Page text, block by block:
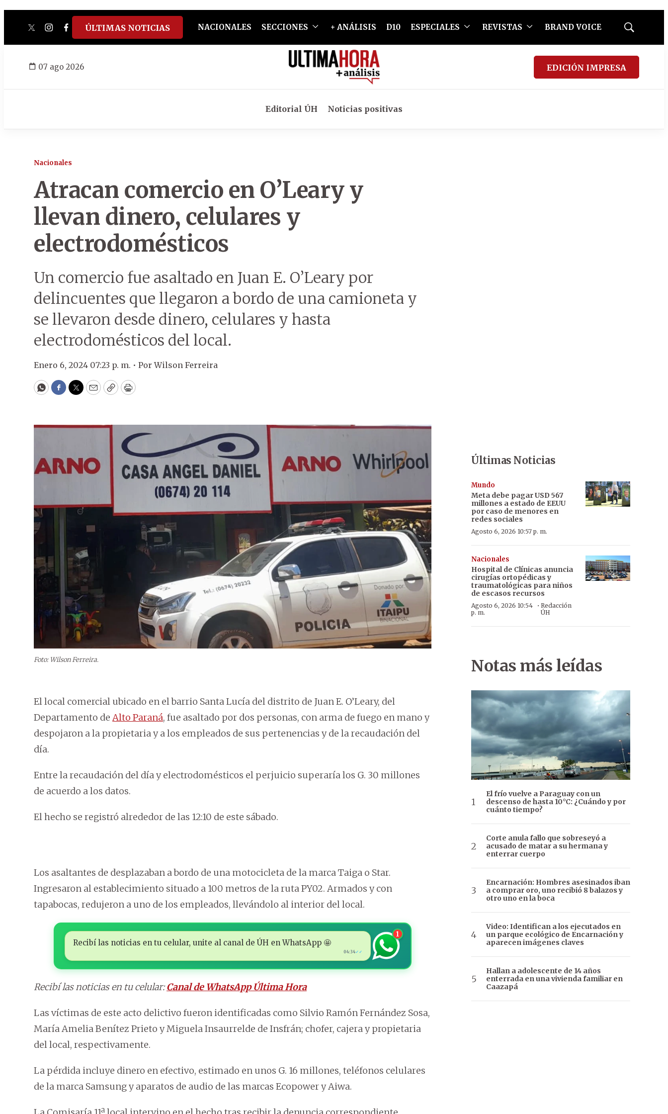
twitterinstagram
facebook
tiktokyoutube
spotify
ÚLTIMAS NOTICIAS NACIONALES SECCIONES + ANÁLISIS D10 ESPECIALES REVISTAS BRAND VOICE
Mostrar
07 ago 2026 EDICIÓN IMPRESA
Editorial ÚH Noticias positivas
Nacionales
Atracan comercio en O’Leary y
llevan dinero, celulares y
electrodomésticos
Un comercio fue asaltado en Juan E. O’Leary por
delincuentes que llegaron a bordo de una camioneta y
se llevaron desde dinero, celulares y hasta
electrodomésticos del local.
Enero 6, 2024 07:23 p. m. • PorWilson Ferreira
WhatsApp
Facebook
Twitter
EmailCopyPrint
Foto: Wilson Ferreira.
El local comercial ubicado en el barrio Santa Lucía del distrito de Juan E. O’Leary, del
Departamento de Alto Paraná, fue asaltado por dos personas, con arma de fuego en mano y
despojaron a la propietaria y a los empleados de sus pertenencias y de la recaudación del
día.
Entre la recaudación del día y electrodomésticos el perjuicio superaría los G. 30 millones
de acuerdo a los datos.
El hecho se registró alrededor de las 12:10 de este sábado.
Los asaltantes de desplazaban a bordo de una motocicleta de la marca Taiga o Star.
Ingresaron al establecimiento situado a 100 metros de la ruta PY02. Armados y con
tapabocas, redujeron a uno de los empleados, llevándolo al interior del local.
Recibí las noticias en tu celular, unite al canal de ÚH en WhatsApp 🤩
04:34✓✓
1
Recibí las noticias en tu celular:Canal de WhatsApp Última Hora
Las víctimas de este acto delictivo fueron identificadas como Silvio Ramón Fernández Sosa,
María Amelia Benítez Prieto y Miguela Insaurrelde de Insfrán; chofer, cajera y propietaria
del local, respectivamente.
La pérdida incluye dinero en efectivo, estimado en unos G. 16 millones, teléfonos celulares
de la marca Samsung y aparatos de audio de las marcas Ecopower y Aiwa.
Últimas Noticias
Mundo
Meta debe pagar USD 567
millones a estado de EEUU
por caso de menores en
redes sociales
Agosto 6, 2026 10:57 p. m.
Nacionales
Hospital de Clínicas anuncia
cirugías ortopédicas y
traumatológicas para niños
de escasos recursos
Agosto 6, 2026 10:54
p. m.
· Redacción
ÚH
Notas más leídas
El frío vuelve a Paraguay con un
descenso de hasta 10°C: ¿Cuándo y por
cuánto tiempo?
Corte anula fallo que sobreseyó a
acusado de matar a su hermana y
enterrar cuerpo
Encarnación: Hombres asesinados iban
a comprar oro, uno recibió 8 balazos y
otro uno en la boca
Video: Identifican a los ejecutados en
un parque ecológico de Encarnación y
aparecen imágenes claves
Hallan a adolescente de 14 años
enterrada en una vivienda familiar en
Caazapá